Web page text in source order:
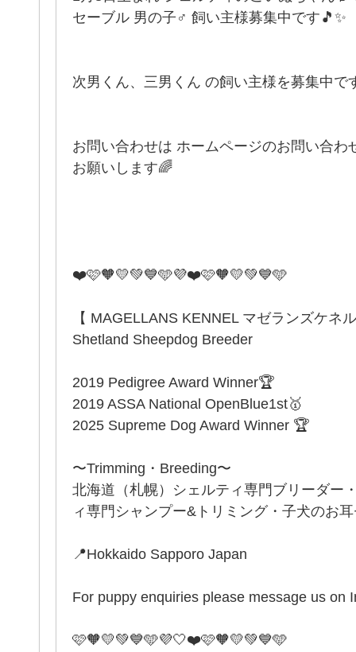
セーブル 男の子♂ 飼い主様募集中です🎵✨
次男くん、三男くん の飼い主様を募集中で
お問い合わせは ホームページのお問い合わ
お願いします🌈
❤️🩷🧡💛💚💙🩵💜❤️🩷🧡💛💚💙🩵
【 MAGELLANS KENNEL マゼランズケネ
Shetland Sheepdog Breeder
2019 Pedigree Award Winner🏆
2019 ASSA National OpenBlue1st🥇
2025 Supreme Dog Award Winner 🏆
〜Trimming・Breeding〜
北海道（札幌）シェルティ専門ブリーダー
ィ専門シャンプー&トリミング・子犬のお
📍Hokkaido Sapporo Japan
For puppy enquiries please message us on
🩷🧡💛💚💙🩵💜🤍❤️🩷🧡💛💚💙🩵